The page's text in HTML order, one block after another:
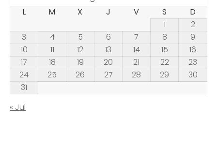
L
M X J V S
D
1
2
3
4 5 6 7 8
9
10
11 12 13 14 15
16
17
18 19 20 21 22
23
24
25 26 27 28 29
30
31
« Jul